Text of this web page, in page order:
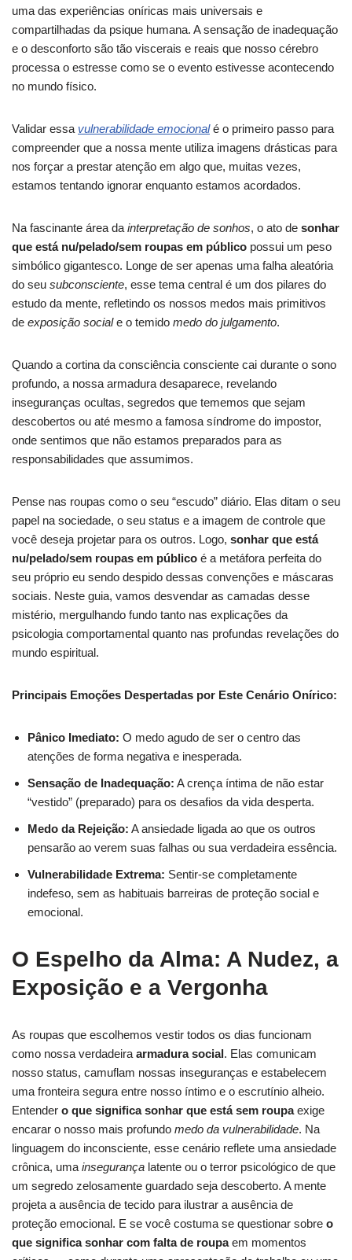
uma das experiências oníricas mais universais e
compartilhadas da psique humana. A sensação de inadequação
e o desconforto são tão viscerais e reais que nosso cérebro
processa o estresse como se o evento estivesse acontecendo
no mundo físico.
Validar essa vulnerabilidade emocionalé o primeiro passo para
compreender que a nossa mente utiliza imagens drásticas para
nos forçar a prestar atenção em algo que, muitas vezes,
estamos tentando ignorar enquanto estamos acordados.
Na fascinante área da interpretação de sonhos, o ato de sonhar
que está nu/pelado/sem roupas em público possui um peso
simbólico gigantesco. Longe de ser apenas uma falha aleatória
do seu subconsciente, esse tema central é um dos pilares do
estudo da mente, refletindo os nossos medos mais primitivos
de exposição sociale o temido medo do julgamento.
Quando a cortina da consciência consciente cai durante o sono
profundo, a nossa armadura desaparece, revelando
inseguranças ocultas, segredos que tememos que sejam
descobertos ou até mesmo a famosa síndrome do impostor,
onde sentimos que não estamos preparados para as
responsabilidades que assumimos.
Pense nas roupas como o seu “escudo” diário. Elas ditam o seu
papel na sociedade, o seu status e a imagem de controle que
você deseja projetar para os outros. Logo, sonhar que está
nu/pelado/sem roupas em público é a metáfora perfeita do
seu próprio eu sendo despido dessas convenções e máscaras
sociais. Neste guia, vamos desvendar as camadas desse
mistério, mergulhando fundo tanto nas explicações da
psicologia comportamental quanto nas profundas revelações do
mundo espiritual.
Principais Emoções Despertadas por Este Cenário Onírico:
Pânico Imediato: O medo agudo de ser o centro das
atenções de forma negativa e inesperada.
Sensação de Inadequação: A crença íntima de não estar
“vestido” (preparado) para os desafios da vida desperta.
Medo da Rejeição: A ansiedade ligada ao que os outros
pensarão ao verem suas falhas ou sua verdadeira essência.
Vulnerabilidade Extrema: Sentir-se completamente
indefeso, sem as habituais barreiras de proteção social e
emocional.
O Espelho da Alma: A Nudez, a
Exposição e a Vergonha
As roupas que escolhemos vestir todos os dias funcionam
como nossa verdadeira armadura social. Elas comunicam
nosso status, camuflam nossas inseguranças e estabelecem
uma fronteira segura entre nosso íntimo e o escrutínio alheio.
Entender o que significa sonhar que está sem roupaexige
encarar o nosso mais profundo medo da vulnerabilidade. Na
linguagem do inconsciente, esse cenário reflete uma ansiedade
crônica, uma insegurança latente ou o terror psicológico de que
um segredo zelosamente guardado seja descoberto. A mente
projeta a ausência de tecido para ilustrar a ausência de
proteção emocional. E se você costuma se questionar sobre o
que significa sonhar com falta de roupaem momentos